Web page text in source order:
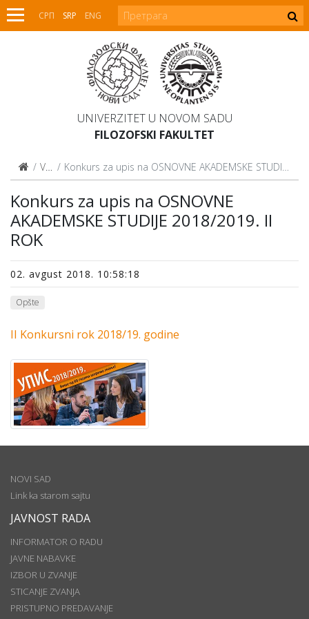
СРП SRP ENG
UNIVERZITET U NOVOM SADU
FILOZOFSKI FAKULTET
Vesti Konkurs za upis na OSNOVNE AKADEMSKE STUDIJE 2018/2019. II ROK
Konkurs za upis na OSNOVNE
AKADEMSKE STUDIJE 2018/2019. II
ROK
02. avgust 2018. 10:58:18
Opšte
II Konkursni rok 2018/19. godine
NOVI SAD
Link ka starom sajtu
JAVNOST RADA
INFORMATOR O RADU
JAVNE NABAVKE
IZBOR U ZVANJE
STICANJE ZVANJA
PRISTUPNO PREDAVANJE